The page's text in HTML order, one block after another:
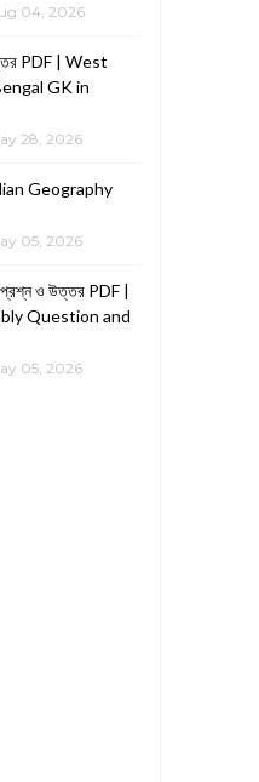
04, 2026
PDF | West
GK in
28, 2026
Geography
05, 2026
প্রশ্ন ও উত্তর PDF |
Question and
05, 2026